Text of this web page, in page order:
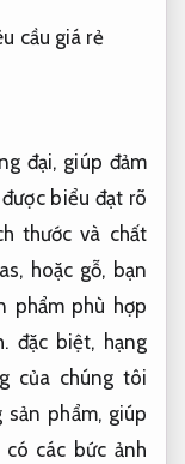
đại, giúp đảm
biểu đạt rõ
thước và chất
hoặc gỗ, bạn
phẩm phù hợp
đặc biệt, hạng
của chúng tôi
phẩm, giúp
các bức ảnh